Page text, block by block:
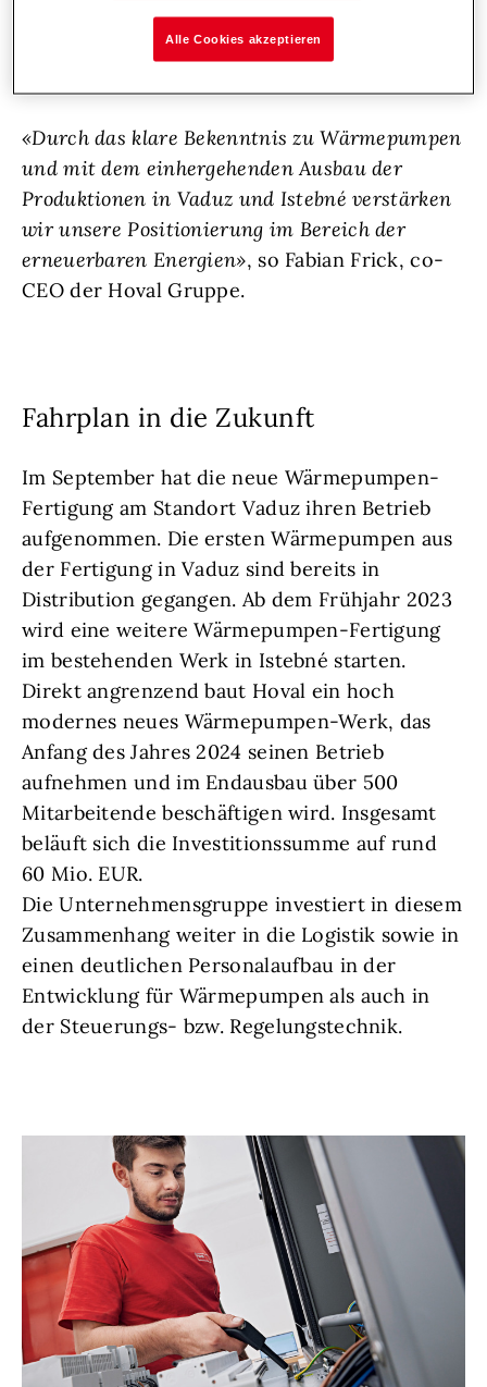
auf. Im Zuge dessen wird das bereits
bestehende Werk am Standort Istebné
«Durch das klare Bekenntnis zu Wärmepumpen
und mit dem einhergehenden Ausbau der
Produktionen in Vaduz und Istebné verstärken
wir unsere Positionierung im Bereich der
erneuerbaren Energien», so Fabian Frick, co-
CEO der Hoval Gruppe.
Fahrplan in die Zukunft
Im September hat die neue Wärmepumpen-
Fertigung am Standort Vaduz ihren Betrieb
aufgenommen. Die ersten Wärmepumpen aus
der Fertigung in Vaduz sind bereits in
Distribution gegangen. Ab dem Frühjahr 2023
wird eine weitere Wärmepumpen-Fertigung
im bestehenden Werk in Istebné starten.
Direkt angrenzend baut Hoval ein hoch
modernes neues Wärmepumpen-Werk, das
Anfang des Jahres 2024 seinen Betrieb
aufnehmen und im Endausbau über 500
Mitarbeitende beschäftigen wird. Insgesamt
beläuft sich die Investitionssumme auf rund
60 Mio. EUR.
Die Unternehmensgruppe investiert in diesem
Zusammenhang weiter in die Logistik sowie in
einen deutlichen Personalaufbau in der
Entwicklung für Wärmepumpen als auch in
der Steuerungs- bzw. Regelungstechnik.
Alle Cookies akzeptieren